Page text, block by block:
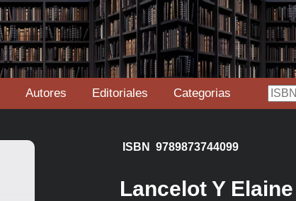
Autores Editoriales Categorias
ISBN 9789873744099
Lancelot Y Elaine